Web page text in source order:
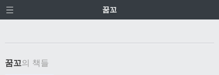
꿈꼬
꿈꼬의 책들